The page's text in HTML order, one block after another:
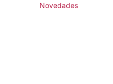
Novedades